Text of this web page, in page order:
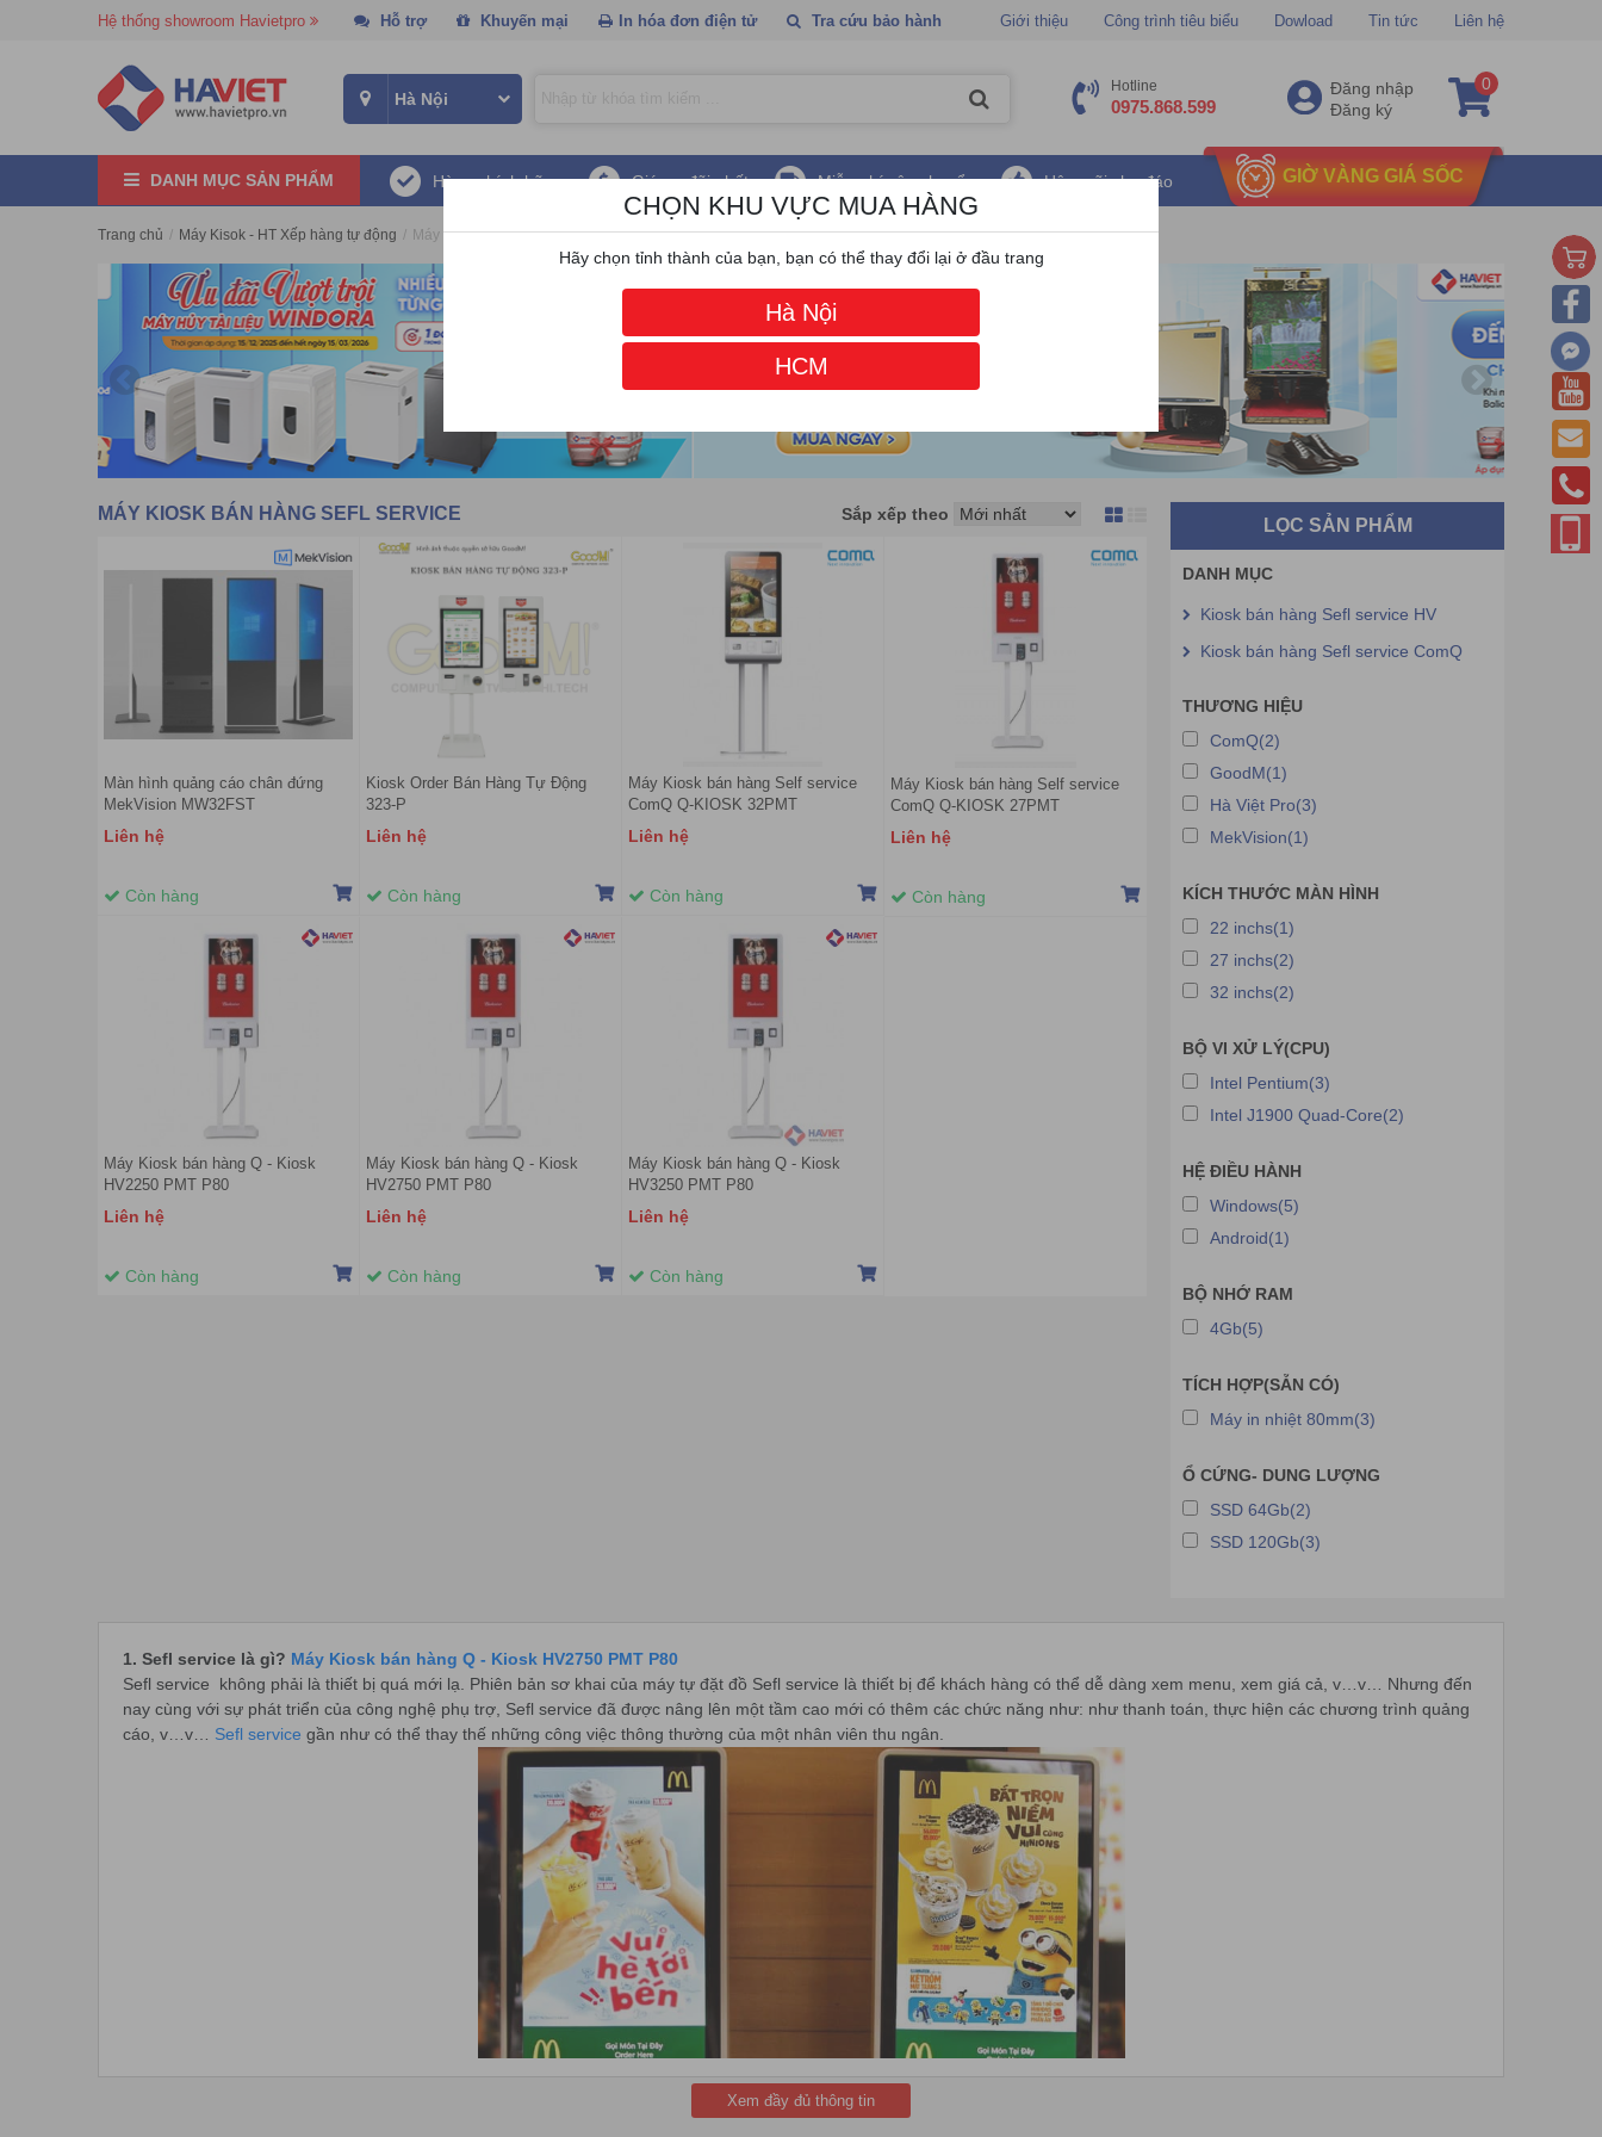
Hệ thống showroom Havietpro Hỗ trợ Khuyến mại In hóa đơn điện tử Tra cứu bảo hành Giới thiệu Công trình tiêu biểu Dowload Tin tức Liên hệ
Hotline
0975.868.599
Đăng nhập
Đăng ký
0
DANH MỤC SẢN PHẨM Hàng chính hãng Giá ưu đãi nhất Miễn phí vận chuyển Hậu mãi chu đáo GIỜ VÀNG GIÁ SỐC
Trang chủ / Máy Kisok - HT Xếp hàng tự động / Máy Kiosk bán hàng Sefl service
MÁY KIOSK BÁN HÀNG SEFL SERVICE Sắp xếp theo
Màn hình quảng cáo chân đứng
MekVision MW32FST
Liên hệ
Còn hàng
Kiosk Order Bán Hàng Tự Động
323-P
Liên hệ
Còn hàng
Máy Kiosk bán hàng Self service
ComQ Q-KIOSK 32PMT
Liên hệ
Còn hàng
Máy Kiosk bán hàng Self service
ComQ Q-KIOSK 27PMT
Liên hệ
Còn hàng
Máy Kiosk bán hàng Q - Kiosk
HV2250 PMT P80
Liên hệ
Còn hàng
Máy Kiosk bán hàng Q - Kiosk
HV2750 PMT P80
Liên hệ
Còn hàng
Máy Kiosk bán hàng Q - Kiosk
HV3250 PMT P80
Liên hệ
Còn hàng
LỌC SẢN PHẨM
DANH MỤC
Kiosk bán hàng Sefl service HV
Kiosk bán hàng Sefl service ComQ
THƯƠNG HIỆU
ComQ(2)
GoodM(1)
Hà Việt Pro(3)
MekVision(1)
KÍCH THƯỚC MÀN HÌNH
22 inchs(1)
27 inchs(2)
32 inchs(2)
BỘ VI XỬ LÝ(CPU)
Intel Pentium(3)
Intel J1900 Quad-Core(2)
HỆ ĐIỀU HÀNH
Windows(5)
Android(1)
BỘ NHỚ RAM
4Gb(5)
TÍCH HỢP(SẴN CÓ)
Máy in nhiệt 80mm(3)
Ổ CỨNG- DUNG LƯỢNG
SSD 64Gb(2)
SSD 120Gb(3)
1. Sefl service là gì? Máy Kiosk bán hàng Q - Kiosk HV2750 PMT P80
Sefl service không phải là thiết bị quá mới lạ. Phiên bản sơ khai của máy tự đặt đồ Sefl service là thiết bị để khách hàng có thể dễ dàng xem menu, xem giá cả, v…v… Nhưng đến
nay cùng với sự phát triển của công nghệ phụ trợ, Sefl service đã được nâng lên một tầm cao mới có thêm các chức năng như: như thanh toán, thực hiện các chương trình quảng
cáo, v…v… Sefl service gần như có thể thay thế những công việc thông thường của một nhân viên thu ngân.
Xem đầy đủ thông tin
CHỌN KHU VỰC MUA HÀNG
Hãy chọn tỉnh thành của bạn, bạn có thể thay đổi lại ở đầu trang
Hà Nội
HCM